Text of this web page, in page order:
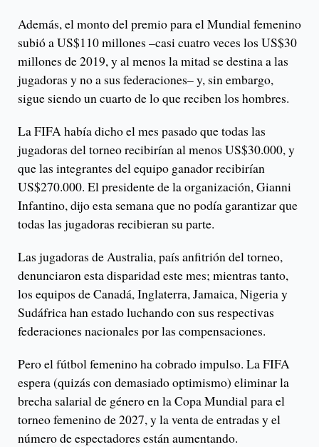
Además, el monto del premio para el Mundial femenino
subió a US$110 millones –casi cuatro veces los US$30
millones de 2019, y al menos la mitad se destina a las
jugadoras y no a sus federaciones– y, sin embargo,
sigue siendo un cuarto de lo que reciben los hombres.
La FIFA había dicho el mes pasado que todas las
jugadoras del torneo recibirían al menos US$30.000, y
que las integrantes del equipo ganador recibirían
US$270.000. El presidente de la organización, Gianni
Infantino, dijo esta semana que no podía garantizar que
todas las jugadoras recibieran su parte.
Las jugadoras de Australia, país anfitrión del torneo,
denunciaron esta disparidad este mes; mientras tanto,
los equipos de Canadá, Inglaterra, Jamaica, Nigeria y
Sudáfrica han estado luchando con sus respectivas
federaciones nacionales por las compensaciones.
Pero el fútbol femenino ha cobrado impulso. La FIFA
espera (quizás con demasiado optimismo) eliminar la
brecha salarial de género en la Copa Mundial para el
torneo femenino de 2027, y la venta de entradas y el
número de espectadores están aumentando.